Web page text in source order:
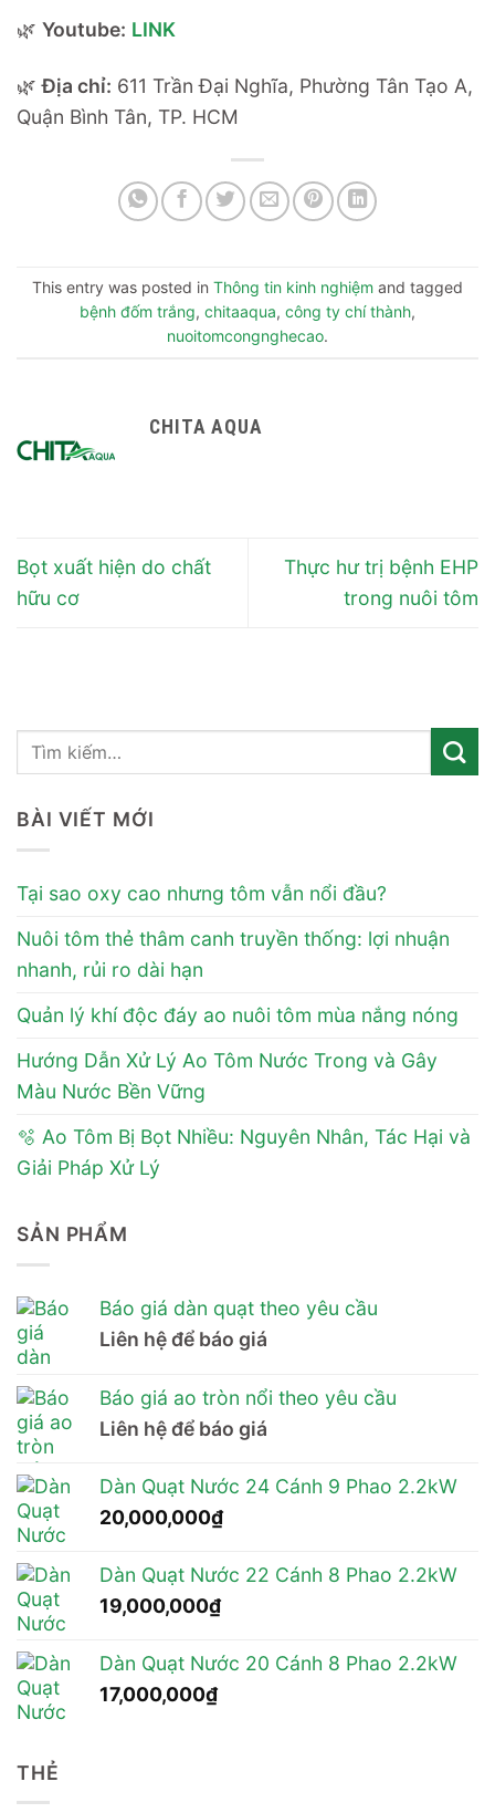
🌿 Youtube: LINK
🌿 Địa chỉ: 611 Trần Đại Nghĩa, Phường Tân Tạo A,
Quận Bình Tân, TP. HCM
This entry was posted in Thông tin kinh nghiệm and tagged
bệnh đốm trắng, chitaaqua, công ty chí thành,
nuoitomcongnghecao.
CHITA AQUA
Bọt xuất hiện do chất
hữu cơ
Thực hư trị bệnh EHP
trong nuôi tôm
BÀI VIẾT MỚI
Tại sao oxy cao nhưng tôm vẫn nổi đầu?
Nuôi tôm thẻ thâm canh truyền thống: lợi nhuận
nhanh, rủi ro dài hạn
Quản lý khí độc đáy ao nuôi tôm mùa nắng nóng
Hướng Dẫn Xử Lý Ao Tôm Nước Trong và Gây
Màu Nước Bền Vững
🫧 Ao Tôm Bị Bọt Nhiều: Nguyên Nhân, Tác Hại và
Giải Pháp Xử Lý
SẢN PHẨM
Báo giá dàn quạt theo yêu cầu
Liên hệ để báo giá
Báo giá ao tròn nổi theo yêu cầu
Liên hệ để báo giá
Dàn Quạt Nước 24 Cánh 9 Phao 2.2kW
20,000,000₫
Dàn Quạt Nước 22 Cánh 8 Phao 2.2kW
19,000,000₫
Dàn Quạt Nước 20 Cánh 8 Phao 2.2kW
17,000,000₫
THẺ